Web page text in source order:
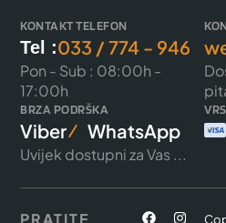
KONTAKT TELEFON
Tel :033 / 774 - 946
Pon - Sub : 08:00h -
17:00h
BRZA PODRŠKA
Viber WhatsApp
Uvijek dostupni za Vas ...
PRATITE